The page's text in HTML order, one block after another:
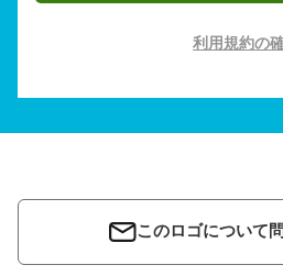
利用規約の
このロゴについて